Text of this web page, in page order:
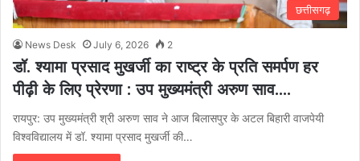
छत्तीसगढ़
News Desk July 6, 2026 2
डॉ. श्यामा प्रसाद मुखर्जी का राष्ट्र के प्रति समर्पण हर
पीढ़ी के लिए प्रेरणा : उप मुख्यमंत्री अरुण साव….
रायपुर: उप मुख्यमंत्री श्री अरुण साव ने आज बिलासपुर के अटल बिहारी वाजपेयी
विश्वविद्यालय में डॉ. श्यामा प्रसाद मुखर्जी की…